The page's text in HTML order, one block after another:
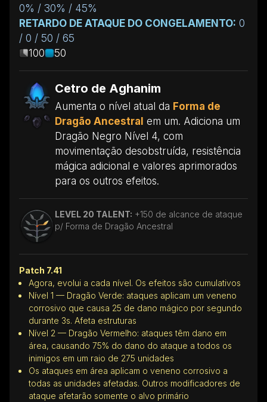
0% / 30% / 45%
RETARDO DE ATAQUE DO CONGELAMENTO: 0
/ 0 / 50 / 65
100
50
Cetro de Aghanim
Aumenta o nível atual da Forma de
Dragão Ancestral em um. Adiciona um
Dragão Negro Nível 4, com
movimentação desobstruída, resistência
mágica adicional e valores aprimorados
para os outros efeitos.
LEVEL 20 TALENT: +150 de alcance de ataque
p/ Forma de Dragão Ancestral
Patch 7.41
Agora, evolui a cada nível. Os efeitos são cumulativos
Nível 1 — Dragão Verde: ataques aplicam um veneno
corrosivo que causa 25 de dano mágico por segundo
durante 3s. Afeta estruturas
Nível 2 — Dragão Vermelho: ataques têm dano em
área, causando 75% do dano do ataque a todos os
inimigos em um raio de 275 unidades
Os ataques em área aplicam o veneno corrosivo a
todas as unidades afetadas. Outros modificadores de
ataque afetarão somente o alvo primário